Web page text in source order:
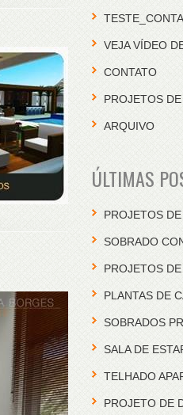
VEJA VÍDEO
CONTATO
PROJETOS
ARQUIVO
ÚLTIMAS
PROJETOS
SOBRADO
PROJETOS
PLANTAS DE
SOBRADOS
SALA DE
TELHADO
PROJETO DE